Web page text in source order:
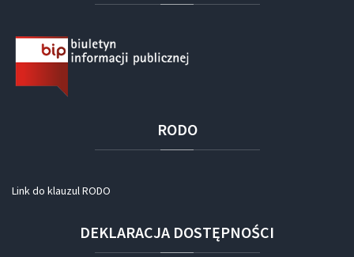
RODO
Link do klauzul RODO
DEKLARACJA DOSTĘPNOŚCI